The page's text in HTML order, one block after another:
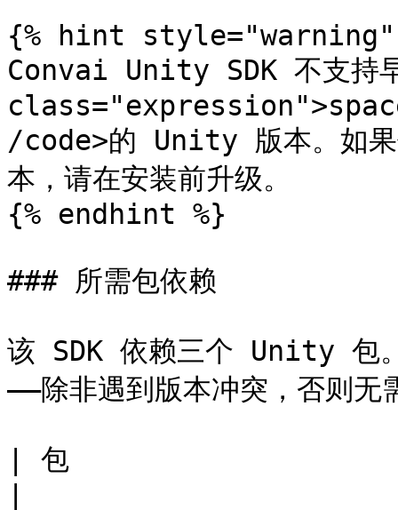
{% hint style="warning"
Convai Unity SDK 不支持
/code>的 Unity 版本。如果
本，请在安装前升级。
{% endhint %}
### 所需包依赖
该 SDK 依赖三个 Unity 包。
——除非遇到版本冲突，否则无
| 包